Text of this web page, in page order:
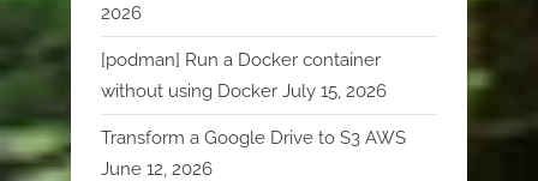
2026
[podman] Run a Docker container
without using Docker July 15, 2026
Transform a Google Drive to S3 AWS
June 12, 2026